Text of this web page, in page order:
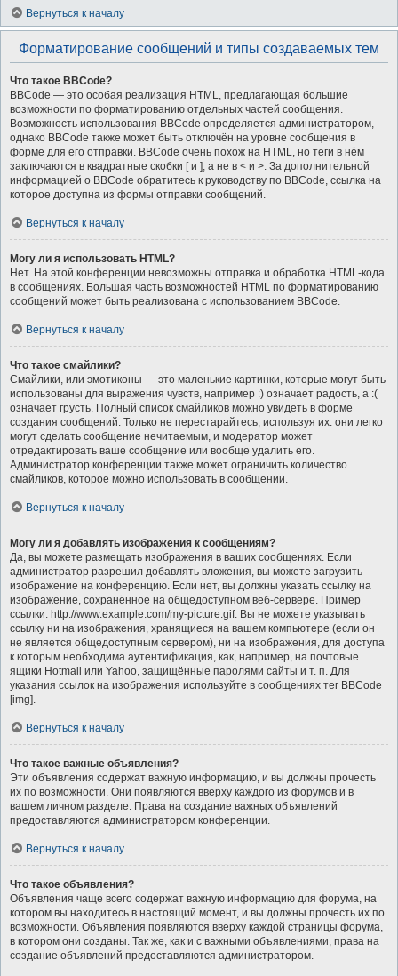
Вернуться к началу
Форматирование сообщений и типы создаваемых тем
Что такое BBCode?
BBCode — это особая реализация HTML, предлагающая большие
возможности по форматированию отдельных частей сообщения.
Возможность использования BBCode определяется администратором,
однако BBCode также может быть отключён на уровне сообщения в
форме для его отправки. BBCode очень похож на HTML, но теги в нём
заключаются в квадратные скобки [ и ], а не в < и >. За дополнительной
информацией о BBCode обратитесь к руководству по BBCode, ссылка на
которое доступна из формы отправки сообщений.
Вернуться к началу
Могу ли я использовать HTML?
Нет. На этой конференции невозможны отправка и обработка HTML-кода
в сообщениях. Большая часть возможностей HTML по форматированию
сообщений может быть реализована с использованием BBCode.
Вернуться к началу
Что такое смайлики?
Смайлики, или эмотиконы — это маленькие картинки, которые могут быть
использованы для выражения чувств, например :) означает радость, а :(
означает грусть. Полный список смайликов можно увидеть в форме
создания сообщений. Только не перестарайтесь, используя их: они легко
могут сделать сообщение нечитаемым, и модератор может
отредактировать ваше сообщение или вообще удалить его.
Администратор конференции также может ограничить количество
смайликов, которое можно использовать в сообщении.
Вернуться к началу
Могу ли я добавлять изображения к сообщениям?
Да, вы можете размещать изображения в ваших сообщениях. Если
администратор разрешил добавлять вложения, вы можете загрузить
изображение на конференцию. Если нет, вы должны указать ссылку на
изображение, сохранённое на общедоступном веб-сервере. Пример
ссылки: http://www.example.com/my-picture.gif. Вы не можете указывать
ссылку ни на изображения, хранящиеся на вашем компьютере (если он
не является общедоступным сервером), ни на изображения, для доступа
к которым необходима аутентификация, как, например, на почтовые
ящики Hotmail или Yahoo, защищённые паролями сайты и т. п. Для
указания ссылок на изображения используйте в сообщениях тег BBCode
[img].
Вернуться к началу
Что такое важные объявления?
Эти объявления содержат важную информацию, и вы должны прочесть
их по возможности. Они появляются вверху каждого из форумов и в
вашем личном разделе. Права на создание важных объявлений
предоставляются администратором конференции.
Вернуться к началу
Что такое объявления?
Объявления чаще всего содержат важную информацию для форума, на
котором вы находитесь в настоящий момент, и вы должны прочесть их по
возможности. Объявления появляются вверху каждой страницы форума,
в котором они созданы. Так же, как и с важными объявлениями, права на
создание объявлений предоставляются администратором.